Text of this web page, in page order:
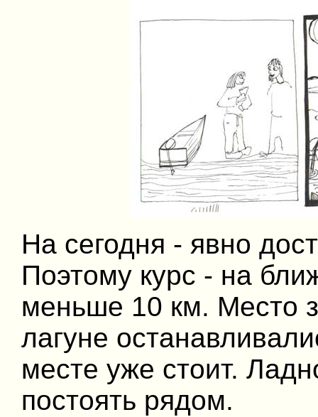
На сегодня - явно
Поэтому курс - на
меньше 10 км. Место
лагуне
месте уже стоит.
постоять рядом.